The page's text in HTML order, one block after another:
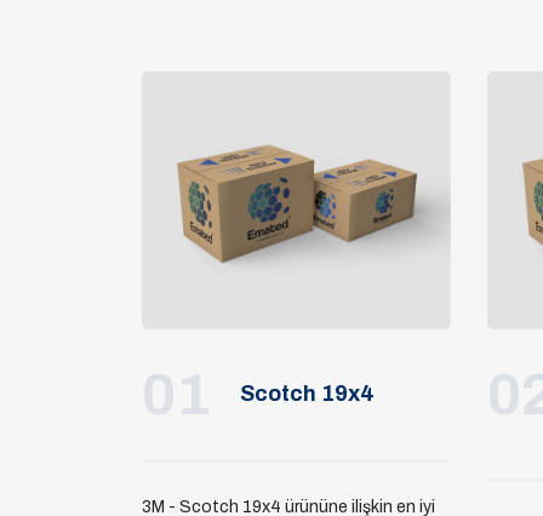
01 Scotch 19x4
3M - Scotch 19x4 ürününe ilişkin en iyi